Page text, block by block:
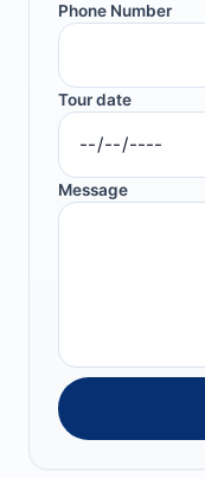
Phone Number
Tour date
Message